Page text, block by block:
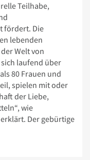
Teilhabe,
fördert. Die
lebenden
Welt von
laufend über
80 Frauen und
spielen mit oder
der Liebe,
wie
Der gebürtige